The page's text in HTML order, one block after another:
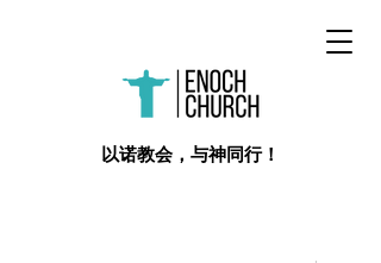
​以诺教会，与神同行！